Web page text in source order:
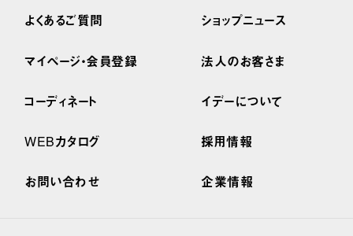
よくあるご質問
マイページ・会員登録
コーディネート
WEBカタログ
お問い合わせ
ショップニュース
法人のお客さま
イデーについて
採用情報
企業情報